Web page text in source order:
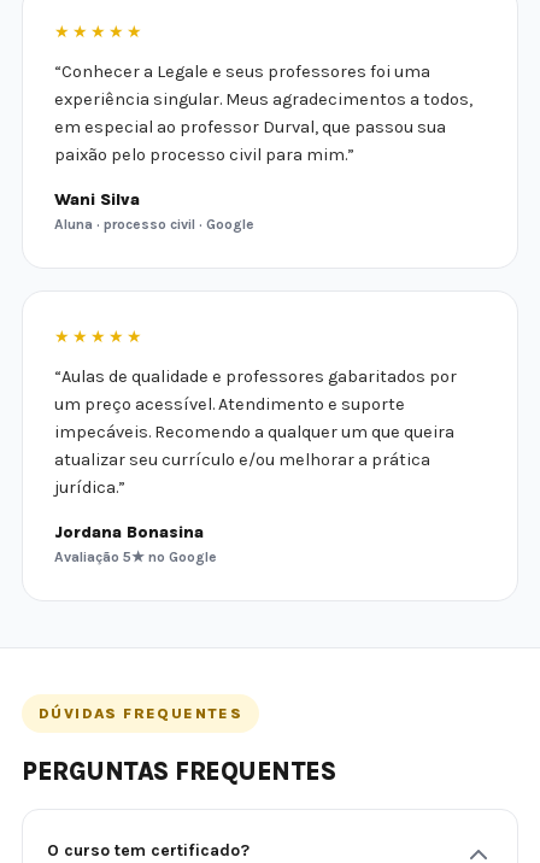
★★★★★
“Conhecer a Legale e seus professores foi uma
experiência singular. Meus agradecimentos a todos,
em especial ao professor Durval, que passou sua
paixão pelo processo civil para mim.”
Wani Silva
Aluna · processo civil · Google
★★★★★
“Aulas de qualidade e professores gabaritados por
um preço acessível. Atendimento e suporte
impecáveis. Recomendo a qualquer um que queira
atualizar seu currículo e/ou melhorar a prática
jurídica.”
Jordana Bonasina
Avaliação 5★ no Google
DÚVIDAS FREQUENTES
PERGUNTAS FREQUENTES
O curso tem certificado?